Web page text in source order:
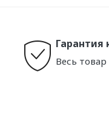
Гарантия
Весь